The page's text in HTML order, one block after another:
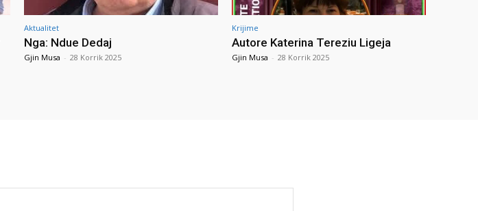
Aktualitet
Nga: Ndue Dedaj
Gjin Musa - 28 Korrik 2025
Krijime
Autore Katerina Tereziu Ligeja
Gjin Musa - 28 Korrik 2025